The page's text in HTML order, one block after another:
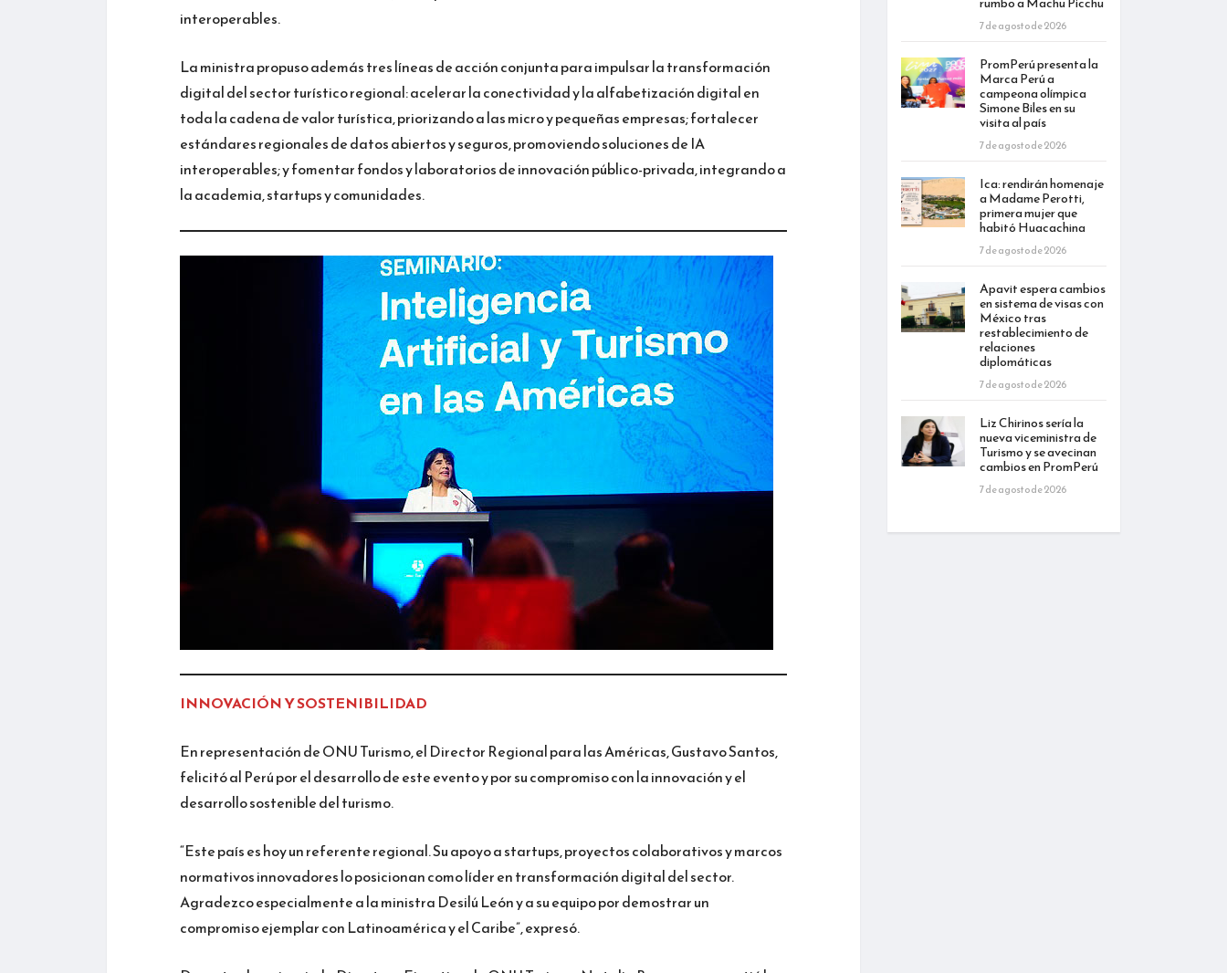
interoperables.
La ministra propuso además tres líneas de acción conjunta para impulsar la transformación
digital del sector turístico regional: acelerar la conectividad y la alfabetización digital en
toda la cadena de valor turística, priorizando a las micro y pequeñas empresas; fortalecer
estándares regionales de datos abiertos y seguros, promoviendo soluciones de IA
interoperables; y fomentar fondos y laboratorios de innovación público-privada, integrando a
la academia, startups y comunidades.
INNOVACIÓN Y SOSTENIBILIDAD
En representación de ONU Turismo, el Director Regional para las Américas, Gustavo Santos,
felicitó al Perú por el desarrollo de este evento y por su compromiso con la innovación y el
desarrollo sostenible del turismo.
“Este país es hoy un referente regional. Su apoyo a startups, proyectos colaborativos y marcos
normativos innovadores lo posicionan como líder en transformación digital del sector.
Agradezco especialmente a la ministra Desilú León y a su equipo por demostrar un
compromiso ejemplar con Latinoamérica y el Caribe”, expresó.
7 de agosto de 2026
PromPerú presenta la
Marca Perú a
campeona olímpica
Simone Biles en su
visita al país
7 de agosto de 2026
Ica: rendirán homenaje
a Madame Perotti,
primera mujer que
habitó Huacachina
7 de agosto de 2026
Apavit espera cambios
en sistema de visas con
México tras
restablecimiento de
relaciones
diplomáticas
7 de agosto de 2026
Liz Chirinos sería la
nueva viceministra de
Turismo y se avecinan
cambios en PromPerú
7 de agosto de 2026